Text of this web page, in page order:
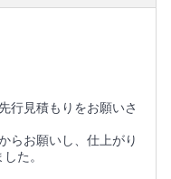
行見積もりをお願いさ
らお願いし、仕上がり
た。